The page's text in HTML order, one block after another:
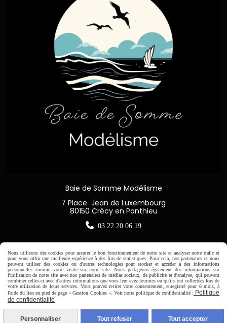
Baie de Somme Modélisme
7 Place Jean de Luxembourg
80150 Crécy en Ponthieu
 03 22 20 06 19
Horaire d'ouverture:
Du Mardi au Samedi de
9H00 - 12H30 / 14H00-18H30
Nous utilisons des cookies pour assurer le bon fonctionnement de notre site et analyser notre trafic et
pour vous offrir une meilleure expérience à des fins de statistiques. Pour cela, nos partenaires et nous
peuvent utiliser des cookies ou d'autres technologies pour stocker et accéder à des informations
personnelles comme votre visite sur notre site. Nous partageons également des informations sur
l'utilisation de notre site avec nos partenaires de médias sociaux, de publicité et d'analyse, qui peuvent
combiner celles-ci avec d'autres informations que vous leur avez fournies ou qu'ils ont collectées lors de
votre utilisation de leurs services. Vous pouvez retirer votre consentement, enregistré pour 6 mois, à
l'aide du lien en pied de page « Gestion Cookies ». Voir notre politique de confidentialité : Politique
de confidentialité
Personnaliser Tout refuser Tout accepter